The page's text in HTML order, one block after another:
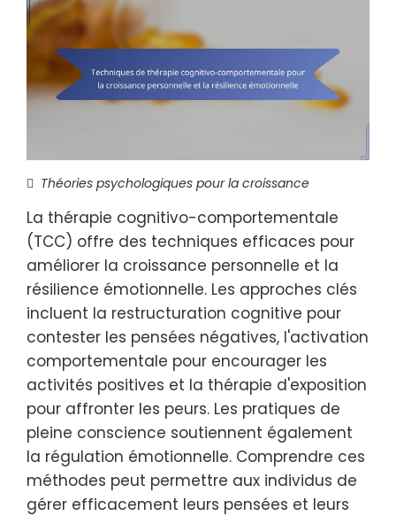
Théories psychologiques pour la croissance
La thérapie cognitivo-comportementale
(TCC) offre des techniques efficaces pour
améliorer la croissance personnelle et la
résilience émotionnelle. Les approches clés
incluent la restructuration cognitive pour
contester les pensées négatives, l'activation
comportementale pour encourager les
activités positives et la thérapie d'exposition
pour affronter les peurs. Les pratiques de
pleine conscience soutiennent également
la régulation émotionnelle. Comprendre ces
méthodes peut permettre aux individus de
gérer efficacement leurs pensées et leurs